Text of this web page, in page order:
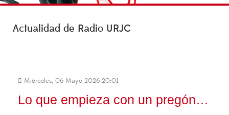
Actualidad de Radio URJC
Miércoles, 06 Mayo 2026 20:01
Lo que empieza con un pregón…